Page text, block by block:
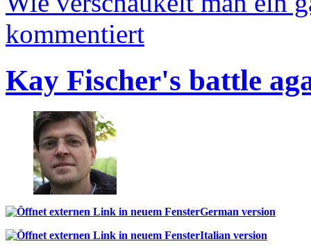
kommentiert
Kay Fischer's battle
German version
Italian version